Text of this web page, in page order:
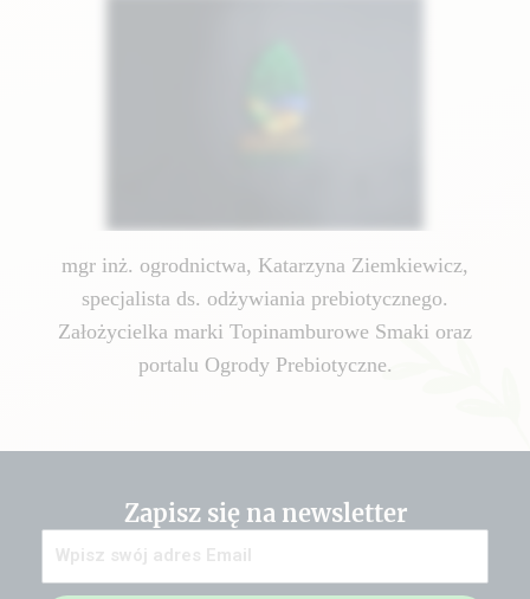
mgr inż. ogrodnictwa, Katarzyna Ziemkiewicz,
specjalista ds. odżywiania prebiotycznego.
Założycielka marki Topinamburowe Smaki oraz
portalu Ogrody Prebiotyczne.
Zapisz się na newsletter